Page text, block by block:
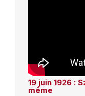
19 juin 1926 :
même